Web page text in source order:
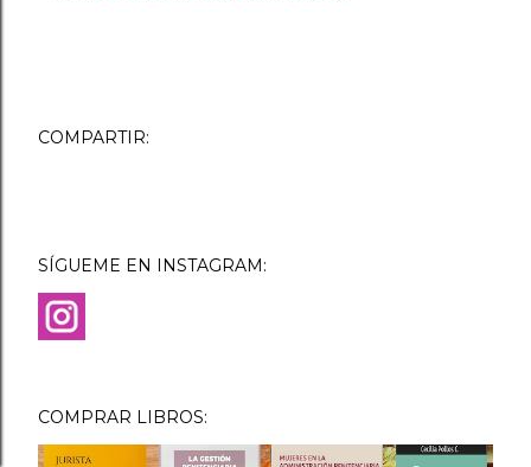
COMPARTIR:
SÍGUEME EN INSTAGRAM:
COMPRAR LIBROS: